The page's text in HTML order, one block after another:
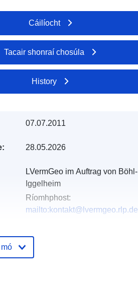
Cáilíocht
Tacair shonraí chosúla
History
07.07.2011
28.05.2026
LVermGeo im Auftrag von Böhl-
Iggelheim
Ríomhphost:
mailto:kontakt@lvermgeo.rlp.de
Curtha le data.europa.eu:
January 2026